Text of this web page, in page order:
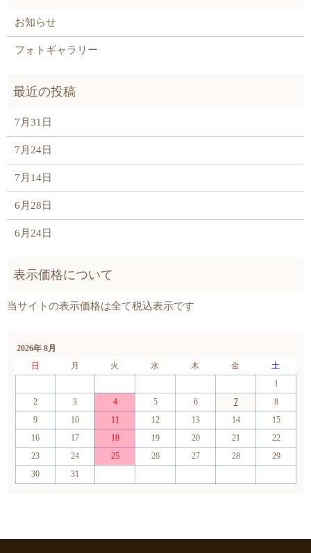
お知らせ
フォトギャラリー
7月31日
7月24日
7月14日
6月28日
6月24日
2026年 8月
日
月 火 水 木 金
土
1
2
3 4 5 6 7
8
9
10 11 12 13 14
15
16
17 18 19 20 21
22
23
24 25 26 27 28
29
30
31